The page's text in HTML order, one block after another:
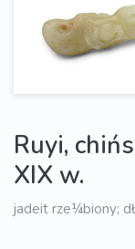
Ruyi,
XIX w.
jadeit rze¼biony;